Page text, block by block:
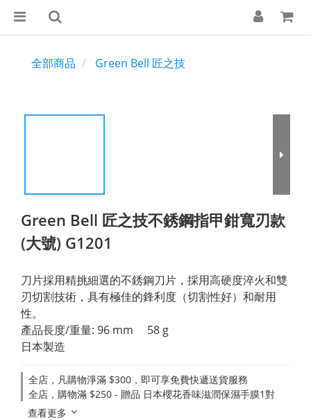
全部商品 Green Bell 匠之技
Green Bell 匠之技不銹鋼指甲鉗寬刃款
(大號) G1201
刀片採用精挑細選的不銹鋼刀片，採用高硬度淬火和雙
刃切割技術，具有極佳的鋒利度（切割性好）和耐用
性。
產品長度/重量: 96 mm　 58 g
日本製造
全店，凡購物淨滿 $300，即可享免費快遞送貨服務
全店，購物滿 $250 - 贈品 日本櫻花香味滋潤保濕手膜1對
查看更多